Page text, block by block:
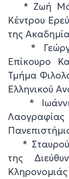
* Ζωή
Κέντρου
της
*
Επίκουρο
Τμήμα
Ελληνικού
* Ιωάννη
*
της
Κληρονομιάς